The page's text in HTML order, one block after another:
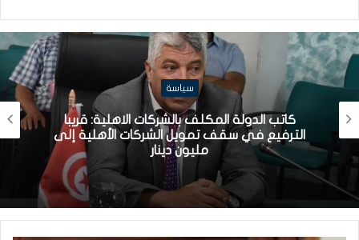
سياسة
كاتب الدولة المكلف بالشركات الاهلية: قريبا
الترفيع في سقف تمويل الشركات الأهلية إلى
مليون دينار